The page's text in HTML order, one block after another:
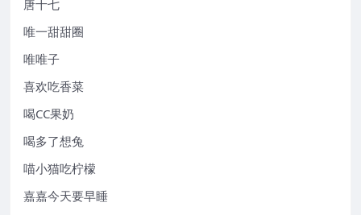
唐十七
唯一甜甜圈
唯唯子
喜欢吃香菜
喝CC果奶
喝多了想兔
喵小猫吃柠檬
嘉嘉今天要早睡